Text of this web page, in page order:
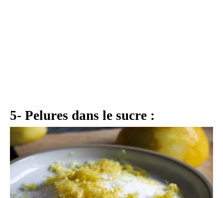
5- Pelures dans le sucre :